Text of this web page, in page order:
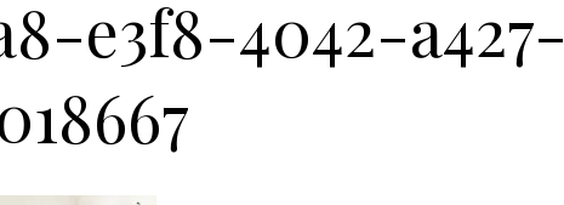
e3f8-4042-a427-